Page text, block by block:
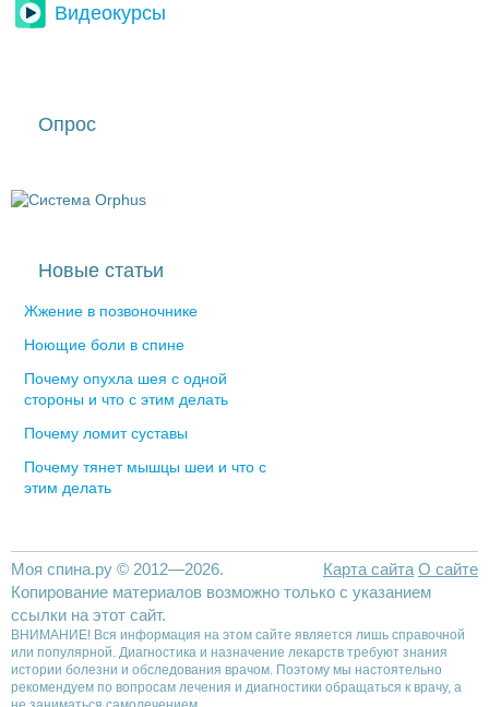
Видеокурсы
Опрос
Новые статьи
Жжение в позвоночнике
Ноющие боли в спине
Почему опухла шея с одной
стороны и что с этим делать
Почему ломит суставы
Почему тянет мышцы шеи и что с
этим делать
Карта сайта О сайте
Моя спина.ру © 2012—2026.
Копирование материалов возможно только с указанием
ссылки на этот сайт.
ВНИМАНИЕ! Вся информация на этом сайте является лишь справочной
или популярной. Диагностика и назначение лекарств требуют знания
истории болезни и обследования врачом. Поэтому мы настоятельно
рекомендуем по вопросам лечения и диагностики обращаться к врачу, а